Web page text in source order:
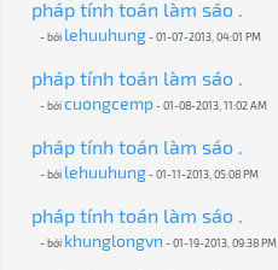
pháp tính toán làm sáo .
- bởi lehuuhung- 01-07-2013, 04:01 PM
pháp tính toán làm sáo .
- bởicuongcemp- 01-08-2013, 11:02 AM
pháp tính toán làm sáo .
- bởi lehuuhung- 01-11-2013, 05:08 PM
pháp tính toán làm sáo .
- bởi khunglongvn - 01-19-2013, 09:38 PM